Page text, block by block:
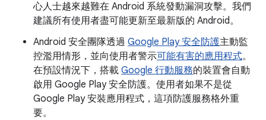
心人士越來越難在 Android 系統發動漏洞攻擊。我們
建議所有使用者盡可能更新至最新版的 Android。
Android 安全團隊透過 Google Play 安全防護主動監
控濫用情形，並向使用者警示可能有害的應用程式。
在預設情況下，搭載 Google 行動服務的裝置會自動
啟用 Google Play 安全防護。使用者如果不是從
Google Play 安裝應用程式，這項防護服務格外重
要。